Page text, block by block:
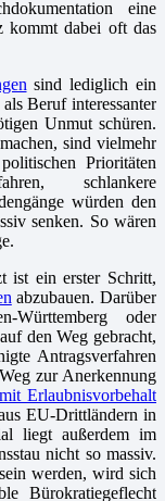
eine
kommt dabei oft das
sind lediglich ein
Beruf interessanter
Unmut schüren.
sind vielmehr
Prioritäten
schlankere
würden den
senken. So wären
ist ein erster Schritt,
abzubauen. Darüber
Württemberg oder
den Weg gebracht,
Antragsverfahren
zur Anerkennung
Erlaubnisvorbehalt
EU-Drittländern in
liegt außerdem im
nicht so massiv.
werden, wird sich
Bürokratiegeflecht